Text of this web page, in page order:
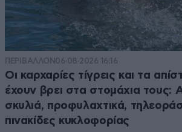
ΠΕΡΙΒΑΛΛΟΝ 06·08·2026 16:16
Οι καρχαρίες τίγρεις και τα
έχουν βρει στα στομάχια τους:
σκυλιά, προφυλαχτικά,
πινακίδες κυκλοφορίας